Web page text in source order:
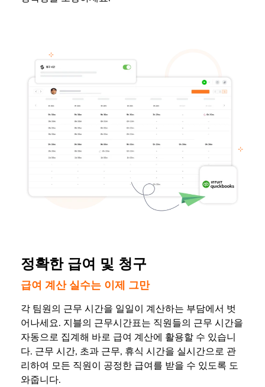
정확한 급여 및 청구
급여 계산 실수는 이제 그만
각 팀원의 근무 시간을 일일이 계산하는 부담에서 벗
어나세요. 지블의 근무시간표는 직원들의 근무 시간을
자동으로 집계해 바로 급여 계산에 활용할 수 있습니
다. 근무 시간, 초과 근무, 휴식 시간을 실시간으로 관
리하여 모든 직원이 공정한 급여를 받을 수 있도록 도
와줍니다.